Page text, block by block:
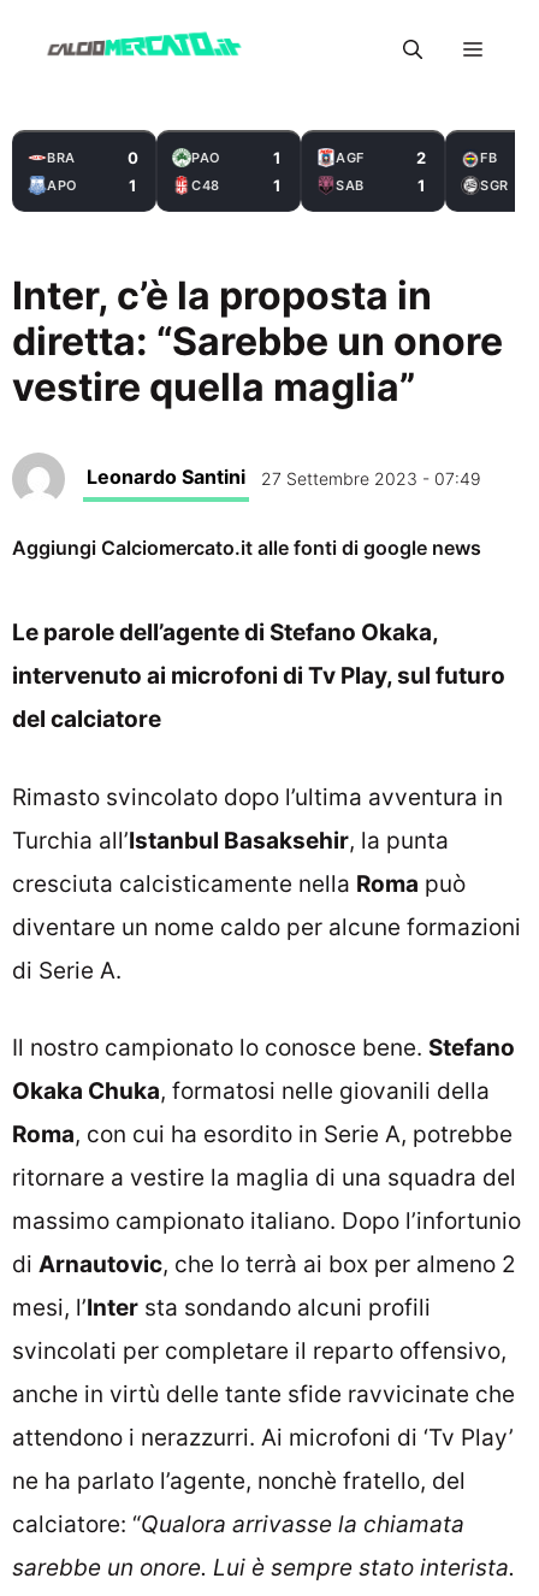
Menu
BRA 0
APO 1
PAO 1
C48 1
AGF 2
SAB 1
FB
SGR
Inter, c’è la proposta in
diretta: “Sarebbe un onore
vestire quella maglia”
Leonardo Santini 27 Settembre 2023 - 07:49
Aggiungi Calciomercato.it alle fonti di google news
Le parole dell’agente di Stefano Okaka,
intervenuto ai microfoni di Tv Play, sul futuro
del calciatore
Rimasto svincolato dopo l’ultima avventura in
Turchia all’Istanbul Basaksehir, la punta
cresciuta calcisticamente nella Roma può
diventare un nome caldo per alcune formazioni
di Serie A.
Il nostro campionato lo conosce bene. Stefano
Okaka Chuka, formatosi nelle giovanili della
Roma, con cui ha esordito in Serie A, potrebbe
ritornare a vestire la maglia di una squadra del
massimo campionato italiano. Dopo l’infortunio
di Arnautovic, che lo terrà ai box per almeno 2
mesi, l’Inter sta sondando alcuni profili
svincolati per completare il reparto offensivo,
anche in virtù delle tante sfide ravvicinate che
attendono i nerazzurri. Ai microfoni di ‘Tv Play’
ne ha parlato l’agente, nonchè fratello, del
calciatore: “Qualora arrivasse la chiamata
sarebbe un onore. Lui è sempre stato interista.